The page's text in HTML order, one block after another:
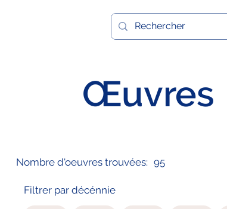
Œuvres
Filtrer par décénnie
Nombre d'oeuvres trouvées: 95